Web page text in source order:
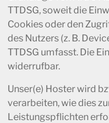
TTDSG, soweit die
Cookies oder den
des Nutzers (z. B.
TTDSG umfasst. Die
widerrufbar.
Unser(e) Hoster wird
verarbeiten, wie dies
Leistungspflichten